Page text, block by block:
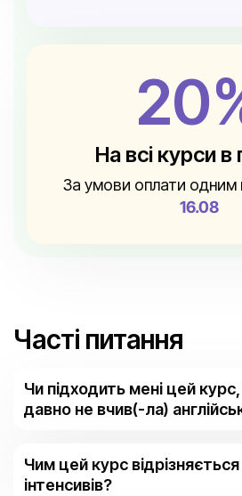
На всі курси в
За умови оплати
16.08
Часті питання
Чи підходить мені цей
давно не вчив(-ла)
Чим цей курс відрізняється
інтенсивів?